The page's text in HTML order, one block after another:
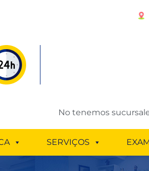
No tenemos
SERVIÇOS